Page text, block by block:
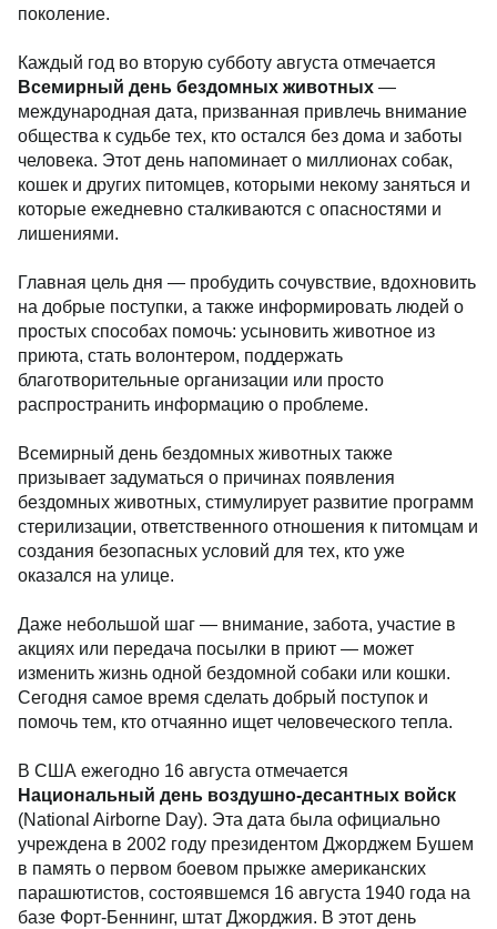
поколение.
Каждый год во вторую субботу августа отмечается
Всемирный день бездомных животных —
международная дата, призванная привлечь внимание
общества к судьбе тех, кто остался без дома и заботы
человека. Этот день напоминает о миллионах собак,
кошек и других питомцев, которыми некому заняться и
которые ежедневно сталкиваются с опасностями и
лишениями.
Главная цель дня — пробудить сочувствие, вдохновить
на добрые поступки, а также информировать людей о
простых способах помочь: усыновить животное из
приюта, стать волонтером, поддержать
благотворительные организации или просто
распространить информацию о проблеме.
Всемирный день бездомных животных также
призывает задуматься о причинах появления
бездомных животных, стимулирует развитие программ
стерилизации, ответственного отношения к питомцам и
создания безопасных условий для тех, кто уже
оказался на улице.
Даже небольшой шаг — внимание, забота, участие в
акциях или передача посылки в приют — может
изменить жизнь одной бездомной собаки или кошки.
Сегодня самое время сделать добрый поступок и
помочь тем, кто отчаянно ищет человеческого тепла.
В США ежегодно 16 августа отмечается
Национальный день воздушно-десантных войск
(National Airborne Day). Эта дата была официально
учреждена в 2002 году президентом Джорджем Бушем
в память о первом боевом прыжке американских
парашютистов, состоявшемся 16 августа 1940 года на
базе Форт-Беннинг, штат Джорджия. В этот день